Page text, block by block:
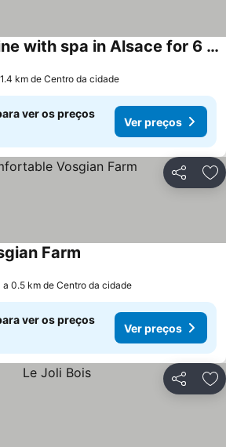
Chalet Climontaine with spa in Alsace for 6 people
km de Centro da cidade
ver os preços
Ver preços
Partilhar
Farm
a 0.5 km de Centro da cidade
ver os preços
Ver preços
Partilhar